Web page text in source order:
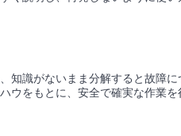
知識がないまま分解すると故障に
ウをもとに、安全で確実な作業を